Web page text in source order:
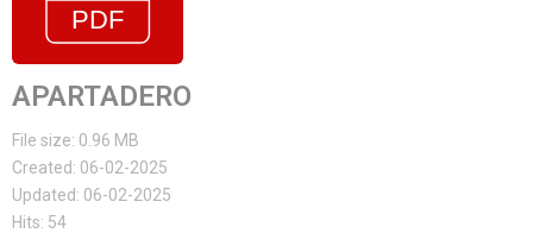
APARTADERO
File size: 0.96 MB
Created: 06-02-2025
Updated: 06-02-2025
Hits: 54